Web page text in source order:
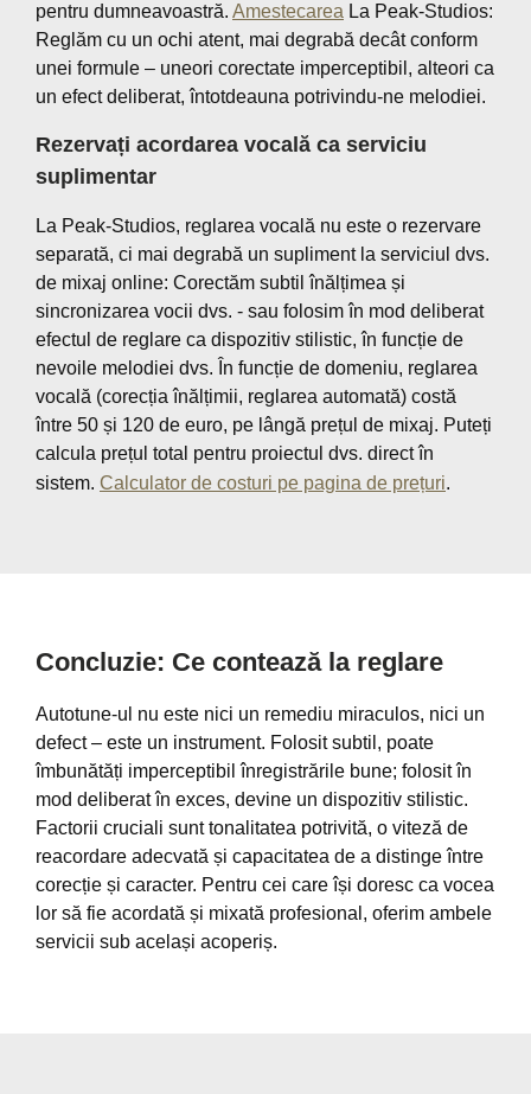
pentru dumneavoastră. Amestecarea La Peak-Studios:
Reglăm cu un ochi atent, mai degrabă decât conform
unei formule – uneori corectate imperceptibil, alteori ca
un efect deliberat, întotdeauna potrivindu-ne melodiei.
Rezervați acordarea vocală ca serviciu
suplimentar
La Peak-Studios, reglarea vocală nu este o rezervare
separată, ci mai degrabă un supliment la serviciul dvs.
de mixaj online: Corectăm subtil înălțimea și
sincronizarea vocii dvs. - sau folosim în mod deliberat
efectul de reglare ca dispozitiv stilistic, în funcție de
nevoile melodiei dvs. În funcție de domeniu, reglarea
vocală (corecția înălțimii, reglarea automată) costă
între 50 și 120 de euro, pe lângă prețul de mixaj. Puteți
calcula prețul total pentru proiectul dvs. direct în
sistem. Calculator de costuri pe pagina de prețuri.
Concluzie: Ce contează la reglare
Autotune-ul nu este nici un remediu miraculos, nici un
defect – este un instrument. Folosit subtil, poate
îmbunătăți imperceptibil înregistrările bune; folosit în
mod deliberat în exces, devine un dispozitiv stilistic.
Factorii cruciali sunt tonalitatea potrivită, o viteză de
reacordare adecvată și capacitatea de a distinge între
corecție și caracter. Pentru cei care își doresc ca vocea
lor să fie acordată și mixată profesional, oferim ambele
servicii sub același acoperiș.